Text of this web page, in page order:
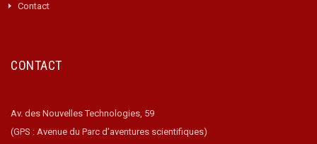
Contact
CONTACT
Av. des Nouvelles Technologies, 59
(GPS : Avenue du Parc d’aventures scientifiques)